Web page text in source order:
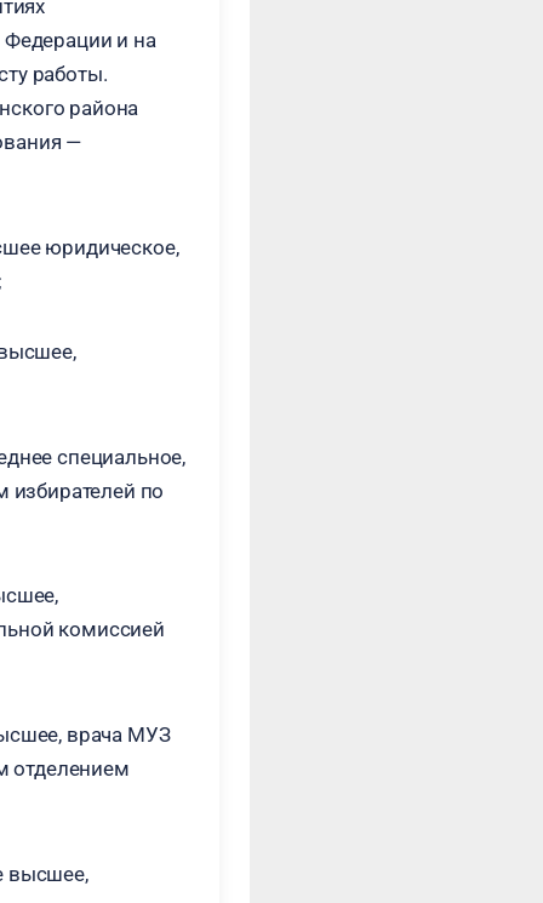
Федерации и на
работы.
района
—
юридическое,
специальное,
по
комиссией
врача МУЗ
отделением
высшее,